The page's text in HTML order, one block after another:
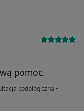
pomoc.
podologiczna •